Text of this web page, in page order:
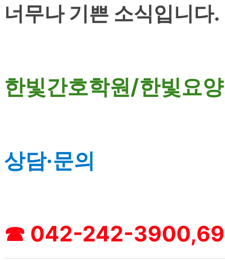
너무나 기쁜 소식입니다.
한빛간호학원/한빛요
상담·문의
☎ 042-242-